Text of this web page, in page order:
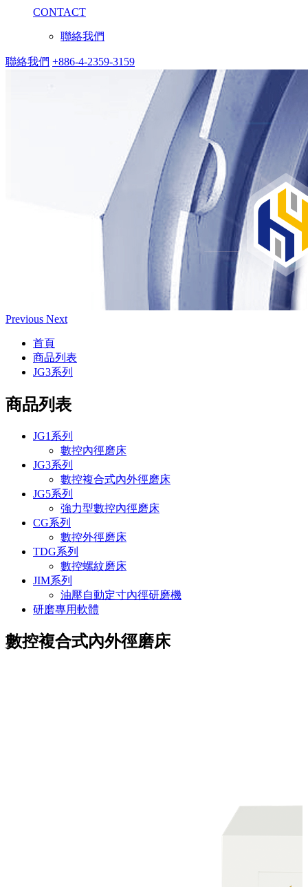
CONTACT
聯絡我們
聯絡我們 +886-4-2359-3159
Previous Next
首頁
商品列表
JG3系列
商品列表
JG1系列
數控內徑磨床
JG3系列
數控複合式內外徑磨床
JG5系列
強力型數控內徑磨床
CG系列
數控外徑磨床
TDG系列
數控螺紋磨床
JIM系列
油壓自動定寸內徑研磨機
研磨專用軟體
數控複合式內外徑磨床